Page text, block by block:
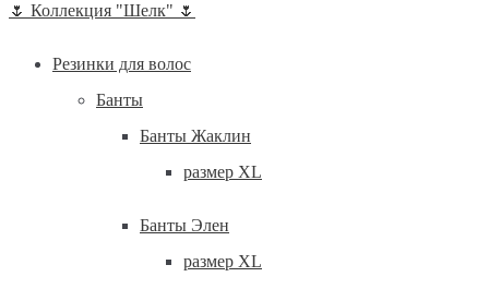
🌷 Коллекция "Шелк" 🌷
Резинки для волос
Банты
Банты Жаклин
размер XL
Банты Элен
размер XL